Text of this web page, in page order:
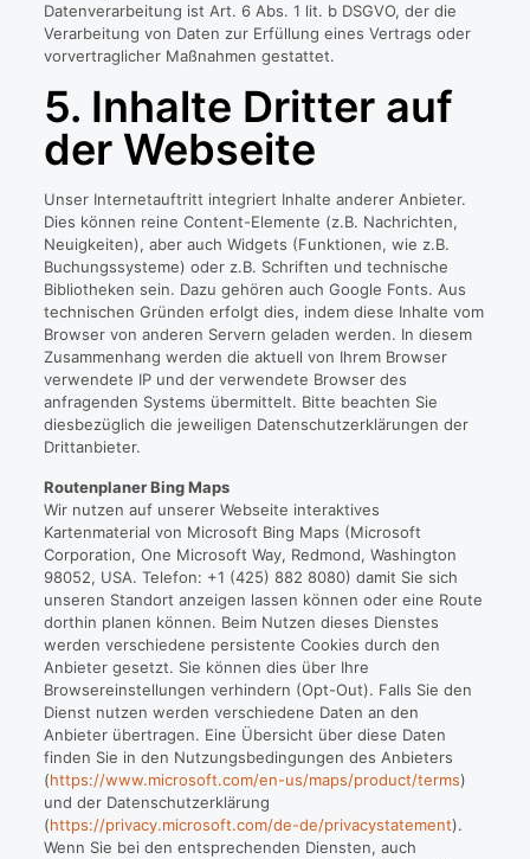
Datenverarbeitung ist Art. 6 Abs. 1 lit. b DSGVO, der die
Verarbeitung von Daten zur Erfüllung eines Vertrags oder
vorvertraglicher Maßnahmen gestattet.
5. Inhalte Dritter auf
der Webseite
Unser Internetauftritt integriert Inhalte anderer Anbieter.
Dies können reine Content-Elemente (z.B. Nachrichten,
Neuigkeiten), aber auch Widgets (Funktionen, wie z.B.
Buchungssysteme) oder z.B. Schriften und technische
Bibliotheken sein. Dazu gehören auch Google Fonts. Aus
technischen Gründen erfolgt dies, indem diese Inhalte vom
Browser von anderen Servern geladen werden. In diesem
Zusammenhang werden die aktuell von Ihrem Browser
verwendete IP und der verwendete Browser des
anfragenden Systems übermittelt. Bitte beachten Sie
diesbezüglich die jeweiligen Datenschutzerklärungen der
Drittanbieter.
Routenplaner Bing Maps
Wir nutzen auf unserer Webseite interaktives
Kartenmaterial von Microsoft Bing Maps (Microsoft
Corporation, One Microsoft Way, Redmond, Washington
98052, USA. Telefon: +1 (425) 882 8080) damit Sie sich
unseren Standort anzeigen lassen können oder eine Route
dorthin planen können. Beim Nutzen dieses Dienstes
werden verschiedene persistente Cookies durch den
Anbieter gesetzt. Sie können dies über Ihre
Browsereinstellungen verhindern (Opt-Out). Falls Sie den
Dienst nutzen werden verschiedene Daten an den
Anbieter übertragen. Eine Übersicht über diese Daten
finden Sie in den Nutzungsbedingungen des Anbieters
(https://www.microsoft.com/en-us/maps/product/terms)
und der Datenschutzerklärung
(https://privacy.microsoft.com/de-de/privacystatement).
Wenn Sie bei den entsprechenden Diensten, auch